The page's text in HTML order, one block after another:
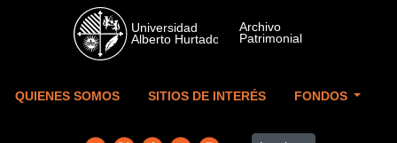
Skip to main content
QUIENES SOMOS SITIOS DE INTERÉS FONDOS